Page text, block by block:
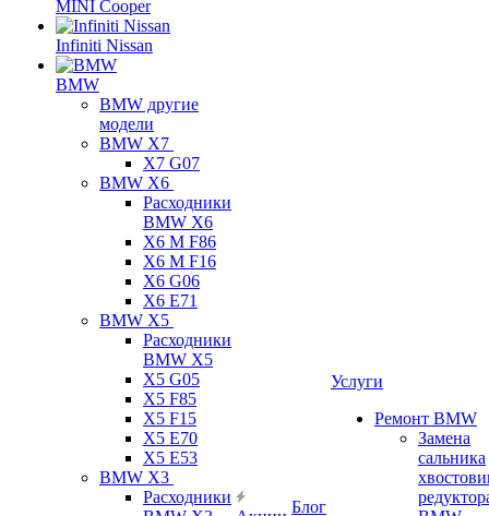
MINI Cooper
Infiniti Nissan
BMW
BMW другие
модели
BMW X7
X7 G07
BMW X6
Расходники
BMW X6
X6 M F86
X6 M F16
X6 G06
X6 E71
BMW X5
Расходники
BMW X5
X5 G05
X5 F85
X5 F15
X5 E70
X5 E53
BMW X3
Расходники
Блог
Услуги
Ремонт BMW
Замена
сальника